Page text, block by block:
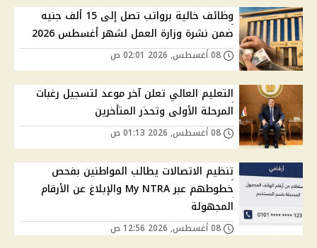
وظائف خالية برواتب تصل إلى 15 ألف جنيه
ضمن نشرة وزارة العمل لشهر أغسطس 2026
التعليم العالي تعلن آخر موعد لتسجيل رغبات
المرحلة الأولى وتحذر المتأخرين
تنظيم الاتصالات يطالب المواطنين بفحص
خطوطهم عبر My NTRA والإبلاغ عن الأرقام
المجهولة